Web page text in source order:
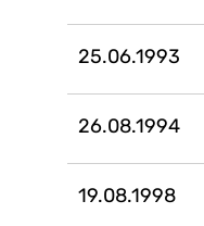
25.06.1993
26.08.1994
19.08.1998